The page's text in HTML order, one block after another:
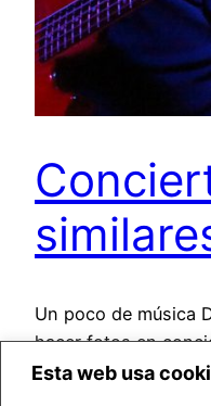
Esta web usa
Un poco de música
hacer fotos en
más complicado